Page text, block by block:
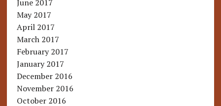
June 2017
May 2017
April 2017
March 2017
February 2017
January 2017
December 2016
November 2016
October 2016